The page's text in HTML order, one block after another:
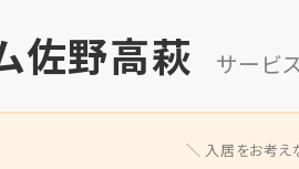
佐野高萩 サービ
入居をお考え